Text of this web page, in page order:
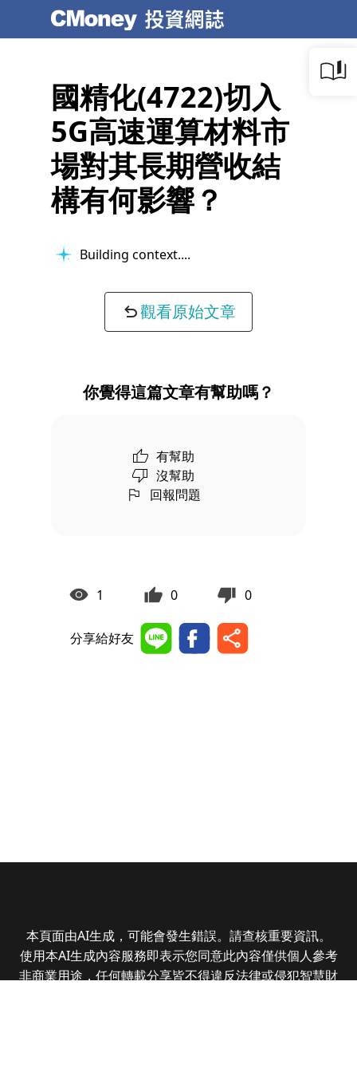
國精化(4722)切入
5G高速運算材料市
場對其長期營收結
構有何影響？
Building context...
觀看原始文章
你覺得這篇文章有幫助嗎？
有幫助
沒幫助
回報問題
1 0 0
分享給好友
本頁面由AI生成，可能會發生錯誤。請查核重要資訊。
使用本AI生成內容服務即表示您同意此內容僅供個人參考
非商業用途，任何轉載分享皆不得違反法律或侵犯智慧財